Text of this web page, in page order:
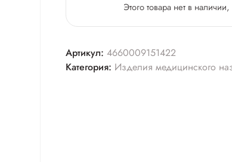
Этого товара нет в
Артикул: 4660009151422
Категория: Изделия медицинского